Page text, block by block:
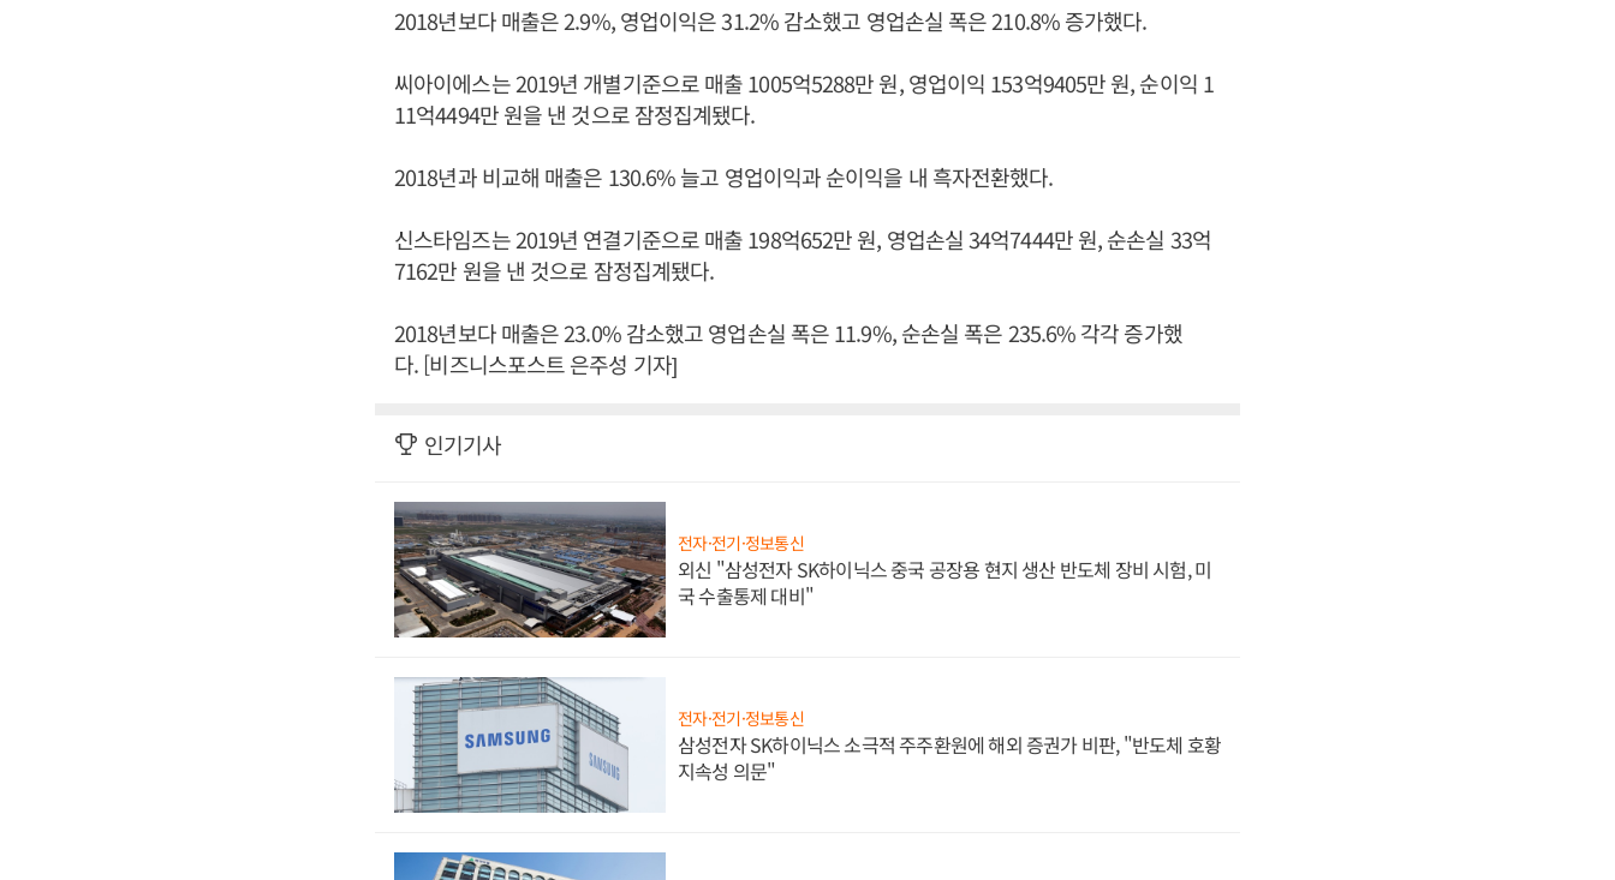
2018년보다 매출은 2.9%, 영업이익은 31.2% 감소했고 영업손실 폭은 210.8% 증가했다.
씨아이에스는 2019년 개별기준으로 매출 1005억5288만 원, 영업이익 153억9405만 원, 순이익 1
11억4494만 원을 낸 것으로 잠정집계됐다.
2018년과 비교해 매출은 130.6% 늘고 영업이익과 순이익을 내 흑자전환했다.
신스타임즈는 2019년 연결기준으로 매출 198억652만 원, 영업손실 34억7444만 원, 순손실 33억
7162만 원을 낸 것으로 잠정집계됐다.
2018년보다 매출은 23.0% 감소했고 영업손실 폭은 11.9%, 순손실 폭은 235.6% 각각 증가했
다. [비즈니스포스트 은주성 기자]
인기기사
전자·전기·정보통신
외신 "삼성전자 SK하이닉스 중국 공장용 현지 생산 반도체 장비 시험, 미
국 수출통제 대비"
전자·전기·정보통신
삼성전자 SK하이닉스 소극적 주주환원에 해외 증권가 비판, "반도체 호황
지속성 의문"